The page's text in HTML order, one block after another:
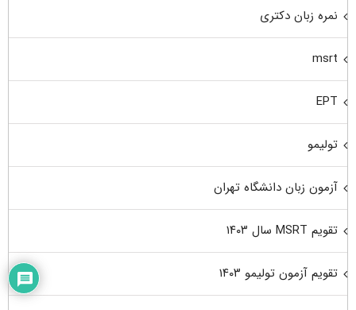
نمره زبان دکتری
msrt
EPT
تولیمو
آزمون زبان دانشگاه تهران
تقویم MSRT سال ۱۴۰۳
تقویم آزمون تولیمو ۱۴۰۳